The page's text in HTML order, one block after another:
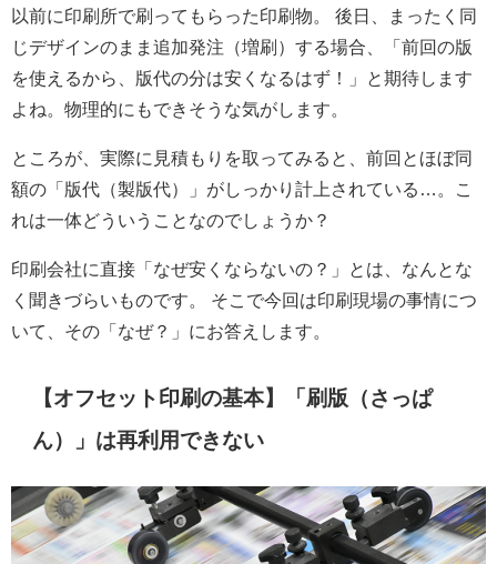
以前に印刷所で刷ってもらった印刷物。 後日、まったく同
じデザインのまま追加発注（増刷）する場合、「前回の版
を使えるから、版代の分は安くなるはず！」と期待します
よね。物理的にもできそうな気がします。
ところが、実際に見積もりを取ってみると、前回とほぼ同
額の「版代（製版代）」がしっかり計上されている…。こ
れは一体どういうことなのでしょうか？
印刷会社に直接「なぜ安くならないの？」とは、なんとな
く聞きづらいものです。 そこで今回は印刷現場の事情につ
いて、その「なぜ？」にお答えします。
【オフセット印刷の基本】「刷版（さっぱ
ん）」は再利用できない